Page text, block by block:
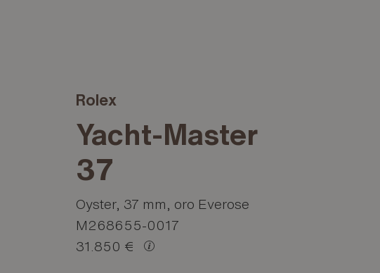
Rolex
Yacht-Master
37
Oyster, 37 mm, oro Everose
M268655-0017
31.850 €